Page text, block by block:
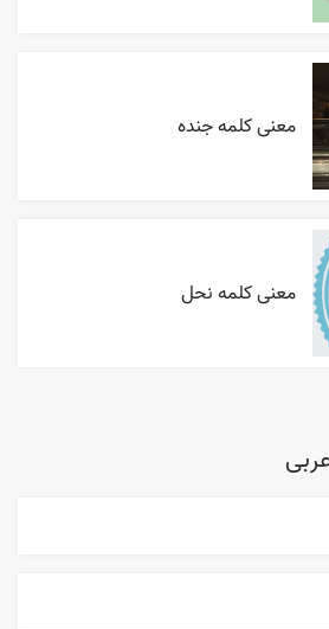
معنی کلمه جنده
معنی کلمه نحل